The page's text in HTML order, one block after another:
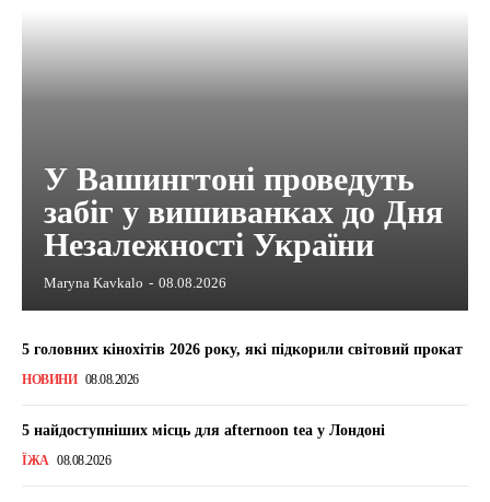
У Вашингтоні проведуть
забіг у вишиванках до Дня
Незалежності України
Maryna Kavkalo - 08.08.2026
5 головних кінохітів 2026 року, які підкорили світовий прокат
НОВИНИ 08.08.2026
5 найдоступніших місць для afternoon tea у Лондоні
ЇЖА 08.08.2026